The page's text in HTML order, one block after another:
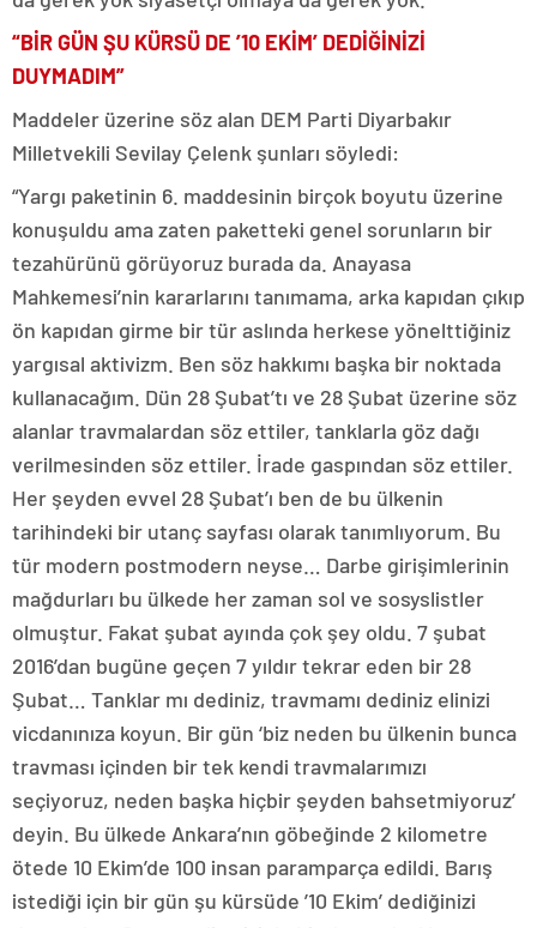
“BİR GÜN ŞU KÜRSÜ DE ’10 EKİM’ DEDİĞİNİZİ
DUYMADIM”
Maddeler üzerine söz alan DEM Parti Diyarbakır
Milletvekili Sevilay Çelenk şunları söyledi:
“Yargı paketinin 6. maddesinin birçok boyutu üzerine
konuşuldu ama zaten paketteki genel sorunların bir
tezahürünü görüyoruz burada da. Anayasa
Mahkemesi’nin kararlarını tanımama, arka kapıdan çıkıp
ön kapıdan girme bir tür aslında herkese yönelttiğiniz
yargısal aktivizm. Ben söz hakkımı başka bir noktada
kullanacağım. Dün 28 Şubat’tı ve 28 Şubat üzerine söz
alanlar travmalardan söz ettiler, tanklarla göz dağı
verilmesinden söz ettiler. İrade gaspından söz ettiler.
Her şeyden evvel 28 Şubat’ı ben de bu ülkenin
tarihindeki bir utanç sayfası olarak tanımlıyorum. Bu
tür modern postmodern neyse… Darbe girişimlerinin
mağdurları bu ülkede her zaman sol ve sosyslistler
olmuştur. Fakat şubat ayında çok şey oldu. 7 şubat
2016’dan bugüne geçen 7 yıldır tekrar eden bir 28
Şubat… Tanklar mı dediniz, travmamı dediniz elinizi
vicdanınıza koyun. Bir gün ‘biz neden bu ülkenin bunca
travması içinden bir tek kendi travmalarımızı
seçiyoruz, neden başka hiçbir şeyden bahsetmiyoruz’
deyin. Bu ülkede Ankara’nın göbeğinde 2 kilometre
ötede 10 Ekim’de 100 insan paramparça edildi. Barış
istediği için bir gün şu kürsüde ’10 Ekim’ dediğinizi